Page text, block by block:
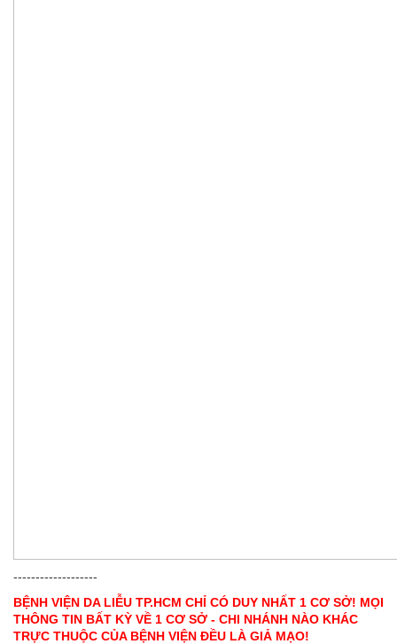
-------------------
BỆNH VIỆN DA LIỄU TP.HCM CHỈ CÓ DUY NHẤT 1 CƠ SỞ! MỌI
THÔNG TIN BẤT KỲ VỀ 1 CƠ SỞ - CHI NHÁNH NÀO KHÁC
TRỰC THUỘC CỦA BỆNH VIỆN ĐỀU LÀ GIẢ MẠO!